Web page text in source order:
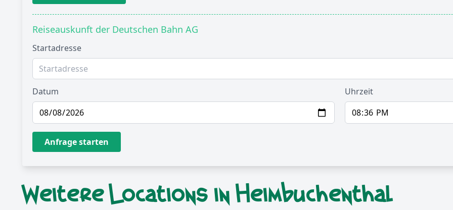
Reiseauskunft der Deutschen Bahn AG
Startadresse
Datum Uhrzeit
Anfrage starten
Weitere Locations in Heimbuchenthal